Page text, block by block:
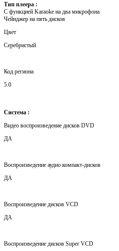
Тип плеера :
С функцией Karaoke на два микрофона
Чейнджер на пять дисков
Цвет
Серебристый
Код региона
5.0
Система :
Видео воспроизведение дисков DVD
ДА
Воспроизведение аудио компакт-дисков
ДА
Воспроизведение дисков VCD
ДА
Воспроизведение дисков Super VCD